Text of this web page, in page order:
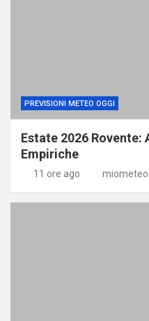
PREVISIONI METEO OGGI
Estate 2026
Empiriche
11 ore ago miometeo